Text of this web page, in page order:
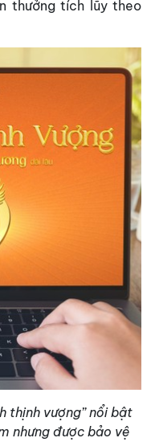
thưởng tích lũy theo
thịnh vượng” nổi bật
nhưng được bảo vệ